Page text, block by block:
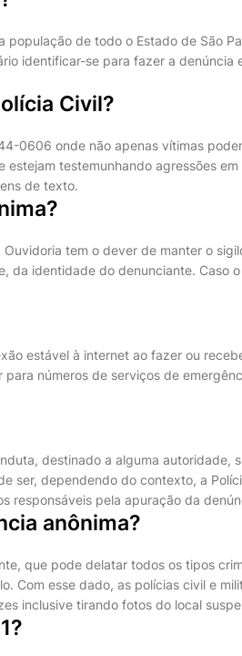
população de todo o Estado de São
identificar-se para fazer a denúncia
Civil?
0606 onde não apenas vítimas
testemunhando agressões em
de texto.
tem o dever de manter o
da identidade do denunciante. Caso
estável à internet ao fazer ou
números de serviços de
destinado a alguma autoridade,
ser, dependendo do contexto, a
responsáveis pela apuração da
anônima?
que pode delatar todos os tipos
Com esse dado, as polícias civil e
inclusive tirando fotos do local